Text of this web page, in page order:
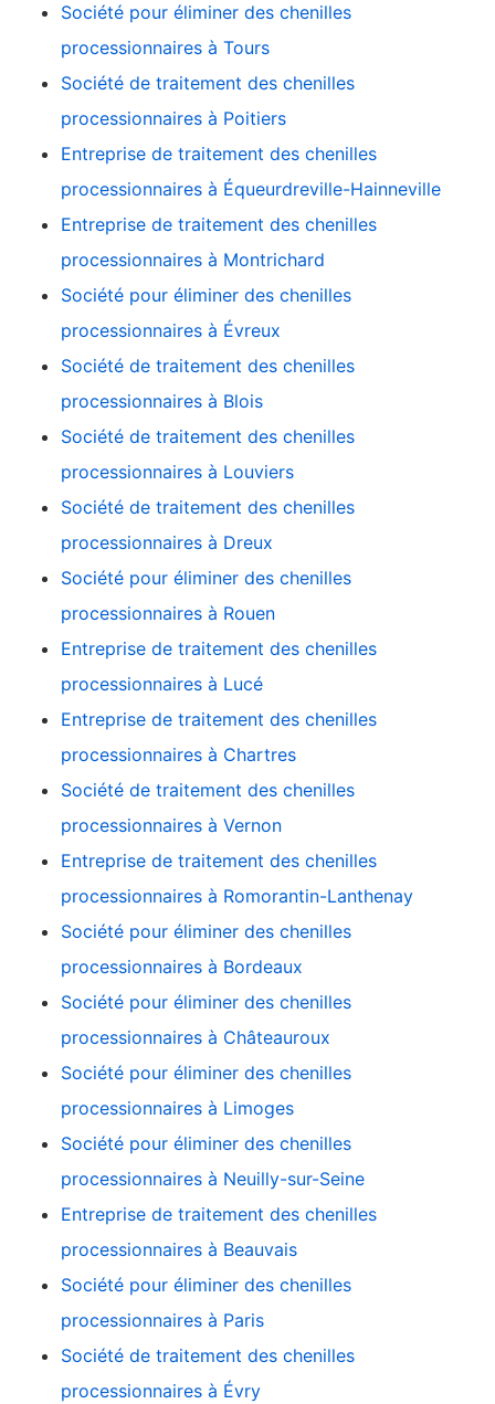
Société pour éliminer des chenilles
processionnaires à Tours
Société de traitement des chenilles
processionnaires à Poitiers
Entreprise de traitement des chenilles
processionnaires à Équeurdreville-Hainneville
Entreprise de traitement des chenilles
processionnaires à Montrichard
Société pour éliminer des chenilles
processionnaires à Évreux
Société de traitement des chenilles
processionnaires à Blois
Société de traitement des chenilles
processionnaires à Louviers
Société de traitement des chenilles
processionnaires à Dreux
Société pour éliminer des chenilles
processionnaires à Rouen
Entreprise de traitement des chenilles
processionnaires à Lucé
Entreprise de traitement des chenilles
processionnaires à Chartres
Société de traitement des chenilles
processionnaires à Vernon
Entreprise de traitement des chenilles
processionnaires à Romorantin-Lanthenay
Société pour éliminer des chenilles
processionnaires à Bordeaux
Société pour éliminer des chenilles
processionnaires à Châteauroux
Société pour éliminer des chenilles
processionnaires à Limoges
Société pour éliminer des chenilles
processionnaires à Neuilly-sur-Seine
Entreprise de traitement des chenilles
processionnaires à Beauvais
Société pour éliminer des chenilles
processionnaires à Paris
Société de traitement des chenilles
processionnaires à Évry